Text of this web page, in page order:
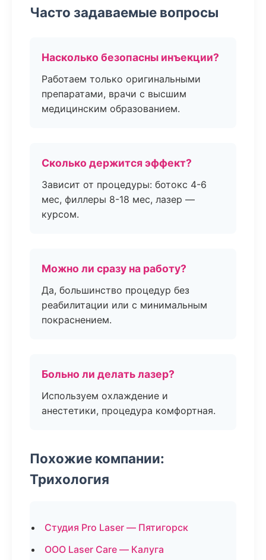
Часто задаваемые вопросы
Насколько безопасны инъекции?
Работаем только оригинальными
препаратами, врачи с высшим
медицинским образованием.
Сколько держится эффект?
Зависит от процедуры: ботокс 4-6
мес, филлеры 8-18 мес, лазер —
курсом.
Можно ли сразу на работу?
Да, большинство процедур без
реабилитации или с минимальным
покраснением.
Больно ли делать лазер?
Используем охлаждение и
анестетики, процедура комфортная.
Похожие компании:
Трихология
Студия Pro Laser — Пятигорск
ООО Laser Care — Калуга